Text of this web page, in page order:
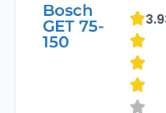
Bosch
GET 75-
150